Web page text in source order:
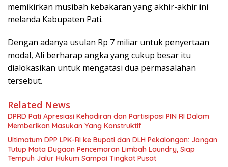
memikirkan musibah kebakaran yang akhir-akhir ini
melanda Kabupaten Pati.
Dengan adanya usulan Rp 7 miliar untuk penyertaan
modal, Ali berharap angka yang cukup besar itu
dialokasikan untuk mengatasi dua permasalahan
tersebut.
Related News
DPRD Pati Apresiasi Kehadiran dan Partisipasi PIN RI Dalam
Memberikan Masukan Yang Konstruktif
Ultimatum DPP LPK-RI ke Bupati dan DLH Pekalongan: Jangan
Tutup Mata Dugaan Pencemaran Limbah Laundry, Siap
Tempuh Jalur Hukum Sampai Tingkat Pusat